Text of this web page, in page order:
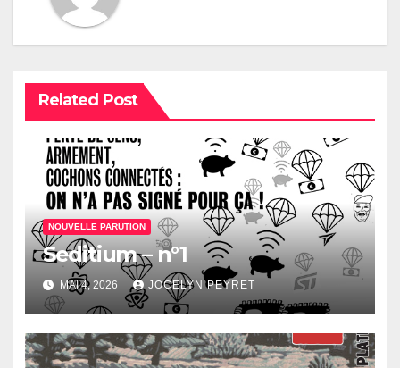
Related Post
NOUVELLE PARUTION
Seditium – n°1
MAI 4, 2026 JOCELYN PEYRET